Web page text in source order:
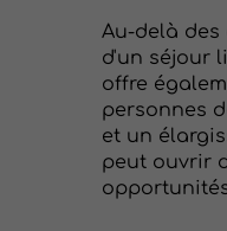
Au-delà des
d'un séjour
offre
personnes
et un
peut ouvrir